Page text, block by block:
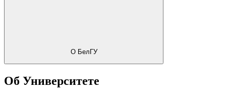
О БелГУ
Об Университете